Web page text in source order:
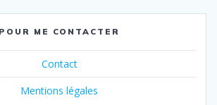
POUR ME CONTACTER
Contact
Mentions légales